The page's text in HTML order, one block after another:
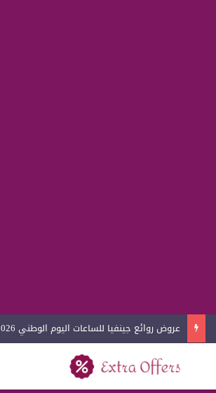
عروض روائع جينفيا للساعات اليوم الوطني 2026
بحث عن